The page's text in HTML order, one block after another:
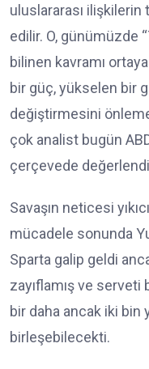
uluslararası
edilir. O, günümüzde
bilinen kavramı
bir güç, yükselen bir
değiştirmesini
çok analist bugün
çerçevede
Savaşın neticesi
mücadele sonunda
Sparta galip geldi
zayıflamış ve serveti
bir daha ancak iki bin
birleşebilecekti.